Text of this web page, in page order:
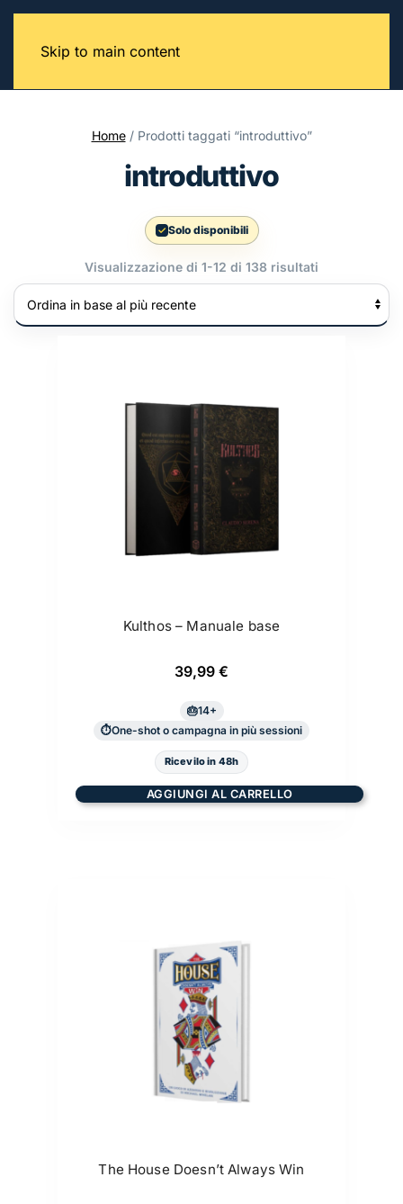
Skip to main content
Home/ Prodotti taggati “introduttivo”
introduttivo
Solo disponibili
Visualizzazione di 1-12 di 138 risultati
in
più
Kulthos – Manuale base
39,99 €
14+
One-shot o campagna in più sessioni
Ricevilo in 48h
AGGIUNGI AL CARRELLO
The House Doesn’t Always Win